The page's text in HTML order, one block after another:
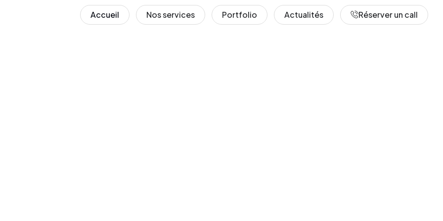
Accueil Nos services Portfolio Actualités Réserver un call